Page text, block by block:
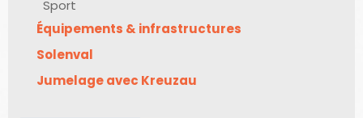
Sport
Équipements & infrastructures
Solenval
Jumelage avec Kreuzau